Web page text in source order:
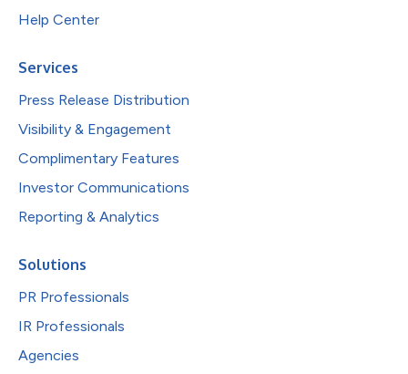
Help Center
Services
Press Release Distribution
Visibility & Engagement
Complimentary Features
Investor Communications
Reporting & Analytics
Solutions
PR Professionals
IR Professionals
Agencies